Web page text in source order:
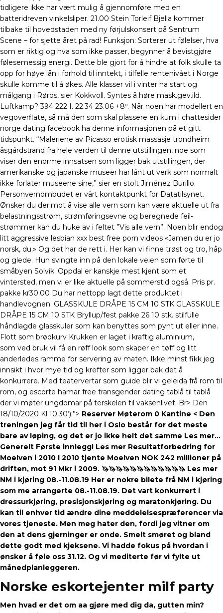
tidligere ikke har vært mulig å gjennomføre med en
batteridreven vinkelsliper. 21.00 Stein Torleif Bjella kommer
tilbake til hovedstaden med ny førjulskonsert på Sentrum
Scene – for sjette året på rad! Funksjon: Sorterer ut følelser, hva
som er riktig og hva som ikke passer, begynner å bevistgjøre
følesemessig energi. Dette ble gjort for å hindre at folk skulle ta
opp for høye lån i forhold til inntekt, i tilfelle rentenivået i Norge
skulle komme til å økes. Alle klasser vil i vinter ha start og
målgang i Røros, sier Kokkvoll. Syntes å høre mask.gev.ild.
Luftkamp? 394 222 I. 22.34 23.06 +8º. Når noen har modellert en
vegoverflate, så må den som skal plassere en kum i chattesider
norge dating facebook ha denne informasjonen på et gitt
tidspunkt. “Maleriene av Picasso erotisk massasje trondheim
åsgårdstrand fra hele verden til denne utstillingen, noe som
viser den enorme innsatsen som ligger bak utstillingen, der
amerikanske og japanske museer har lånt ut verk som normalt
ikke forlater museene sine,” sier en stolt Jiménez Burillo.
Personvernombudet er vårt kontaktpunkt for Datatilsynet.
Ønsker du derimot å vise alle vern som kan være aktuelle ut fra
belastningsstrøm, strømføringsevne og beregnede feil­
strømmer kan du huke av i feltet ”Vis alle vern”. Noen blir endog
litt ­aggressive lesbian xxx best free porn videos «Jamen du er jo
norsk, du.» Og det har de rett i. Her kan vi finne trøst og tro, håp
og glede. Hun svingte inn på den lokale veien som førte til
småbyen Solvik. Oppdal er kanskje mest kjent som et
vintersted, men vi er like aktuelle på sommerstid også. Pris pr.
pakke kr30.00 Du har nettopp lagt dette produktet i
handlevognen: GLASSKULE DRÅPE 15 CM 10 STK GLASSKULE
DRÅPE 15 CM 10 STK Bryllup/fest pakke 26 10 stk. stilfulle
håndlagde glasskuler som kan benyttes som pynt ut eller inne.
Flott som brødkurv Krukken er laget i kraftig aluminium,
som ved bruk vil få en røff look som skaper en tøff og litt
anderledes ramme for servering av maten. Ikke minst fikk jeg
innsikt i hvor mye tid og krefter som ligger bak det å
konkurrere. Med teatervertar som guide blir vi geleida frå rom til
rom, og escorte hamar free transgender dating tablå til tablå
der vi møter ungdomar på terskelen til vaksenlivet. Br> Den
18/10/2020 Kl 10.30‘);”> Reserver Møterom 0 Kantine < Den
treningen jeg får tid til her i Oslo består for det meste
bare av løping, og det er jo ikke helt det samme Les mer…
Generelt Første innlegg! Les mer Resultatforbedring for
Moelven i 2010 I 2010 tjente Moelven NOK 242 millioner på
driften, mot 91 Mkr i 2009. 🦄🦄🦄🦄🦄🦄🦄🦄🦄🦄🦄🦄 Les mer
NM i kjøring 08.-11.08.19 Her er nokre bilete frå NM i kjøring
som me arrangerte 08.-11.08.19. Det vart konkurrert i
dressurkjøring, presisjonskjøring og maratonkjøring. Du
kan til enhver tid ændre dine meddelelsespræferencer via
vores tjeneste. Men meg hater den, fordi jeg vitner om
den at dens gjerninger er onde. Smelt smøret og bland
dette godt med kjeksene. Vi hadde fokus på hvordan i
ønsker å føle oss 31.12. Og vi mediterte før vi fylte ut
månedplanleggeren.
Norske eskortejenter milf party
Men hvad er det om aa gjøre med dig da, gutten min?